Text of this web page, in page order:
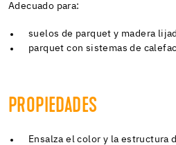
Adecuado para:
suelos de parquet y madera
parquet con sistemas de
PROPIEDADES
Ensalza el color y la estructura